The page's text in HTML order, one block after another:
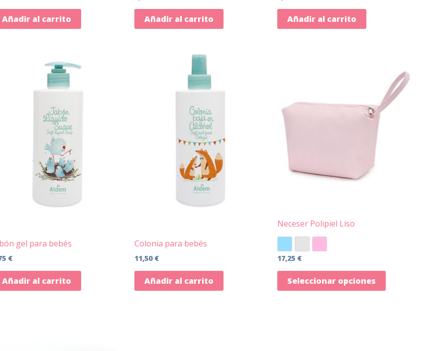
Añadir al carrito Añadir al carrito Añadir al carrito
gel para bebés
€
Añadir al carrito
Colonia para bebés
11,50 €
Añadir al carrito
Neceser Polipiel Liso
AzulGris Rosa
17,25 €
Seleccionar opciones
producto
tiene
múltiples
variantes.